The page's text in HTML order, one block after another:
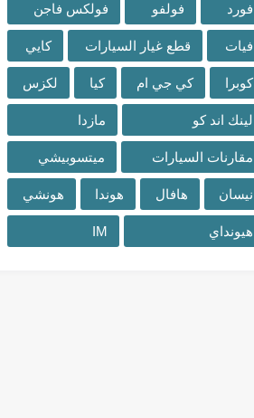
فورد فولفو فولكس فاجن
فيات قطع غيار السيارات كايي
كوبرا كي جي ام كيا لكزس
لينك اند كو مازدا
مقارنات السيارات ميتسوبيشي
نيسان هافال هوندا هونشي
هيونداي IM